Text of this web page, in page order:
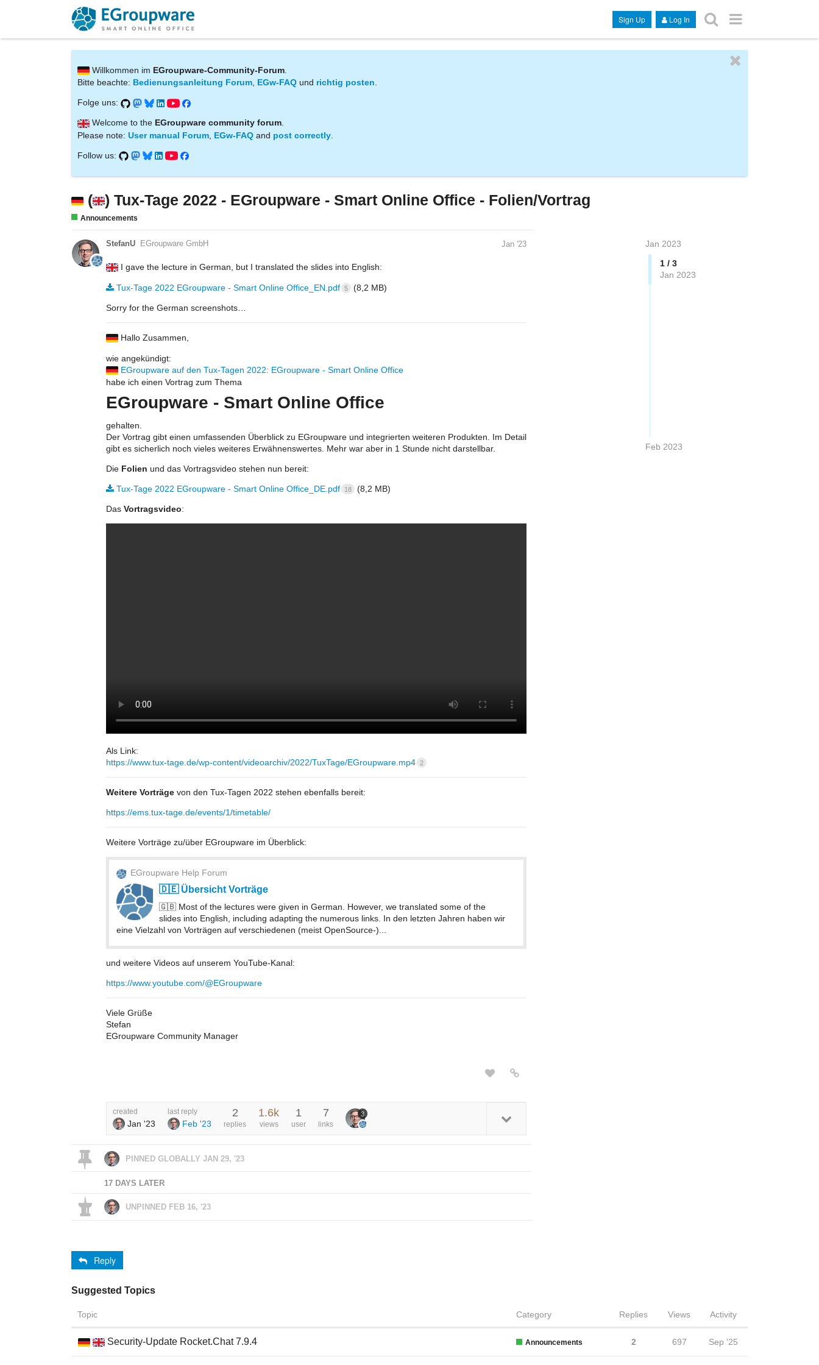
Sign Up Log In
Willkommen im EGroupware-Community-Forum
Bitte beachte: Bedienungsanleitung Forum, EGw-FAQ und richtig posten.
Folge uns:
Welcome to the EGroupware community forum.
Please note: User manual Forum EGw-FAQ and post correctly
Follow us:
( ) Tux-Tage 2022 - EGroupware - Smart Online Office - Folien/Vortrag
Announcements
Jan 2023
1 / 3
Jan 2023
Feb 2023
StefanU EGroupware GmbH Jan '23
I gave the lecture in German, but I translated the slides into English:
Tux-Tage 2022 EGroupware - Smart Online Office_EN.pdf 5 (8,2 MB)
Sorry for the German screenshots…
Hallo Zusammen,
wie angekündigt:
EGroupware auf den Tux-Tagen 2022: EGroupware - Smart Online Office
habe ich einen Vortrag zum Thema
EGroupware - Smart Online Office
gehalten.
Der Vortrag gibt einen umfassenden Überblick zu EGroupware und integrierten weiteren Produkten. Im Detail
gibt es sicherlich noch vieles weiteres Erwähnenswertes. Mehr war aber in 1 Stunde nicht darstellbar.
Die Folien und das Vortragsvideo stehen nun bereit:
Tux-Tage 2022 EGroupware - Smart Online Office_DE.pdf 18 (8,2 MB)
Das Vortragsvideo:
Als Link:
https://www.tux-tage.de/wp-content/videoarchiv/2022/TuxTage/EGroupware.mp4
2
Weitere Vorträge von den Tux-Tagen 2022 stehen ebenfalls bereit:
https://ems.tux-tage.de/events/1/timetable/
Weitere Vorträge zu/über EGroupware im Überblick:
EGroupware Help Forum
🇩🇪 Übersicht Vorträge
🇬🇧 Most of the lectures were given in German. However, we translated some of the
slides into English, including adapting the numerous links. In den letzten Jahren haben wir
eine Vielzahl von Vorträgen auf verschiedenen (meist OpenSource-)...
und weitere Videos auf unserem YouTube-Kanal:
https://www.youtube.com/@EGroupware
Viele Grüße
Stefan
EGroupware Community Manager
created
Jan '23
last reply
Feb '23
2
replies
1.6k
views
1
user
7
links
3
PINNED GLOBALLYJAN 29, '23
17 DAYS LATER
UNPINNED FEB 16, '23
Reply
Suggested Topics
Topic Category Replies Views Activity
Security-Update Rocket.Chat 7.9.4 Announcements 2 697 Sep '25